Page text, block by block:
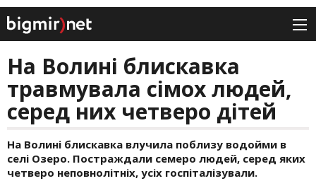
На Волині блискавка
травмувала сімох людей,
серед них четверо дітей
На Волині блискавка влучила поблизу водойми в
селі Озеро. Постраждали семеро людей, серед яких
четверо неповнолітніх, усіх госпіталізували.